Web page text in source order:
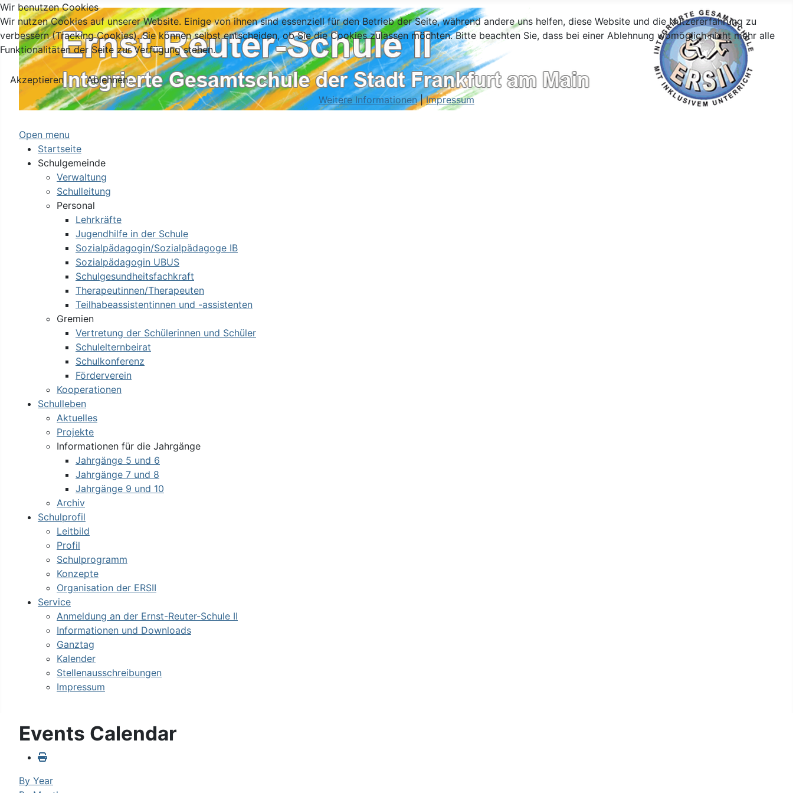
Open menu
Startseite
Schulgemeinde
Verwaltung
Schulleitung
Personal
Lehrkräfte
Jugendhilfe in der Schule
Sozialpädagogin/Sozialpädagoge IB
Sozialpädagogin UBUS
Schulgesundheitsfachkraft
Therapeutinnen/Therapeuten
Teilhabeassistentinnen und -assistenten
Gremien
Vertretung der Schülerinnen und Schüler
Schulelternbeirat
Schulkonferenz
Förderverein
Kooperationen
Schulleben
Aktuelles
Projekte
Informationen für die Jahrgänge
Jahrgänge 5 und 6
Jahrgänge 7 und 8
Jahrgänge 9 und 10
Archiv
Schulprofil
Leitbild
Profil
Schulprogramm
Konzepte
Organisation der ERSII
Service
Anmeldung an der Ernst-Reuter-Schule II
Informationen und Downloads
Ganztag
Kalender
Stellenausschreibungen
Impressum
Events Calendar
By Year
Wir benutzen Cookies
Wir nutzen Cookies auf unserer Website. Einige von ihnen sind essenziell für den Betrieb der Seite, während andere uns helfen, diese Website und die Nutzererfahrung zu
verbessern (Tracking Cookies). Sie können selbst entscheiden, ob Sie die Cookies zulassen möchten. Bitte beachten Sie, dass bei einer Ablehnung womöglich nicht mehr alle
Funktionalitäten der Seite zur Verfügung stehen.
Akzeptieren
Ablehnen
Weitere Informationen|Impressum